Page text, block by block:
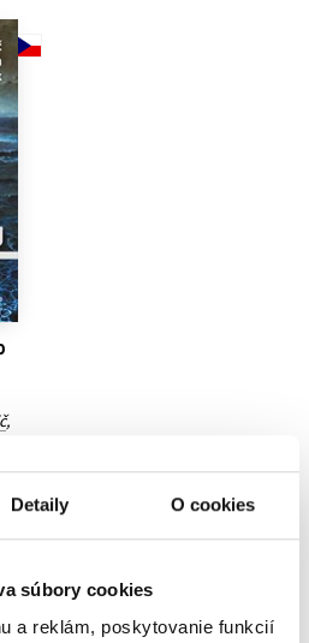
Detaily O cookies
súbory cookies
a reklám, poskytovanie funkcií
Učebnice
a životný štýl
tituly
,